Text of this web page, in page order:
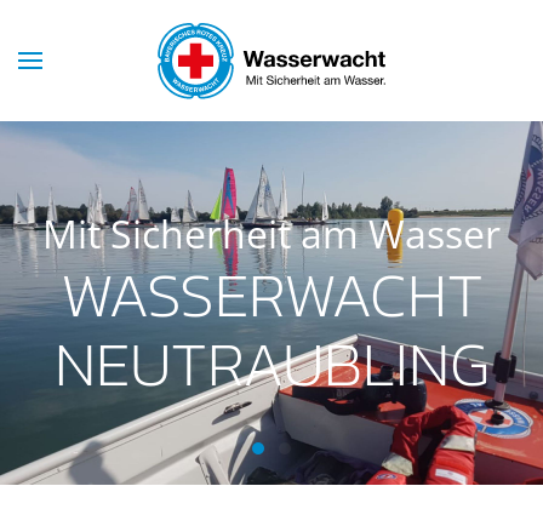
Mit Sicherheit am Wasser
WASSERWACHT
NEUTRAUBLING
Wasserwacht Neutraubling
Wasserwacht